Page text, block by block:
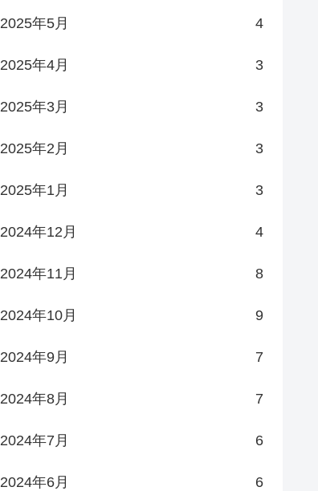
2025年5月 4
2025年4月 3
2025年3月 3
2025年2月 3
2025年1月 3
2024年12月 4
2024年11月 8
2024年10月 9
2024年9月 7
2024年8月 7
2024年7月 6
2024年6月 6